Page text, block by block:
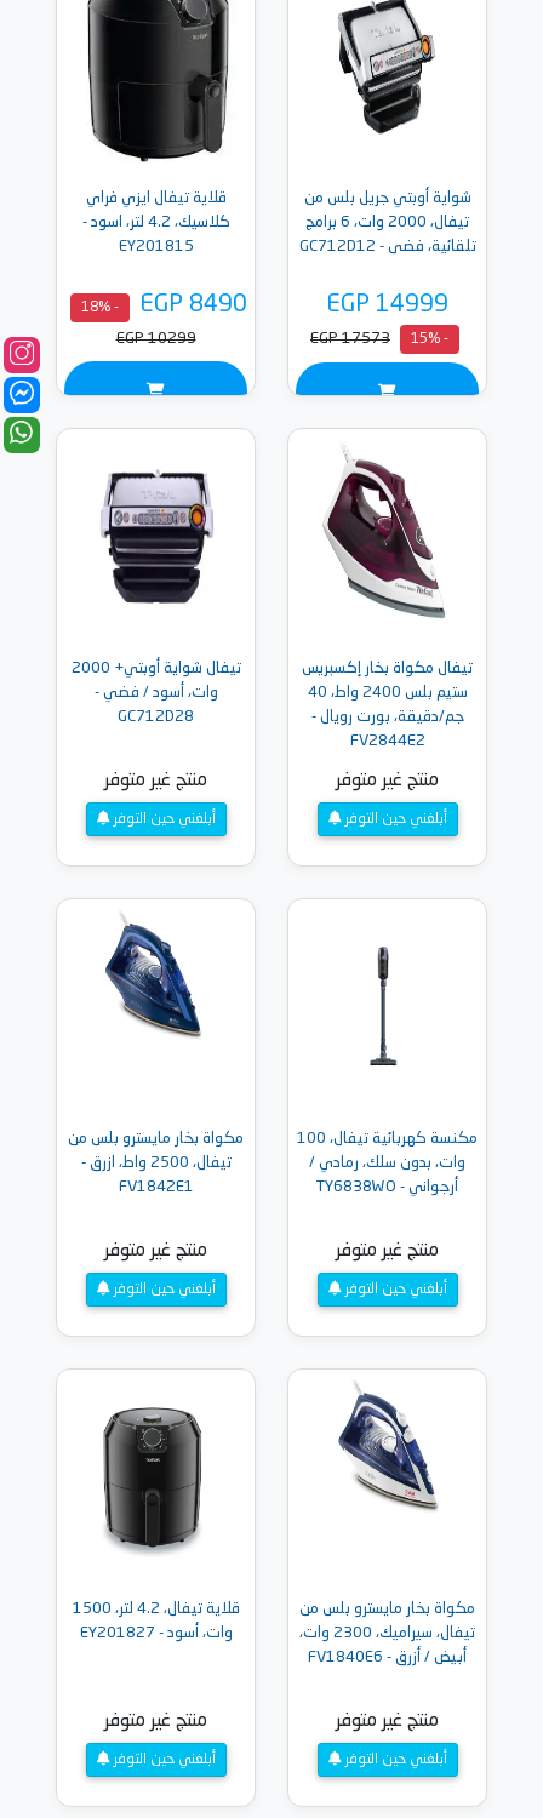
شواية أوبتي جريل بلس من
تيفال، 2000 وات، 6 برامج
تلقائية، فضى - GC712D12
EGP 14999
- 15%
EGP 17573
قلاية تيفال ايزي فراي
كلاسيك، 4.2 لتر، اسود -
EY201815
EGP 8490
- 18%
EGP 10299
تيفال مكواة بخار إكسبريس
ستيم بلس 2400 واط، 40
جم/دقيقة، بورت رويال -
FV2844E2
منتج غير متوفر
أبلغني حين التوفر
تيفال شواية أوبتي+ 2000
وات، أسود / فضي -
GC712D28
منتج غير متوفر
أبلغني حين التوفر
مكنسة كهربائية تيفال، 100
وات، بدون سلك، رمادي /
أرجواني - TY6838WO
منتج غير متوفر
أبلغني حين التوفر
مكواة بخار مايسترو بلس من
تيفال، 2500 واط، ازرق -
FV1842E1
منتج غير متوفر
أبلغني حين التوفر
مكواة بخار مايسترو بلس من
تيفال، سيراميك، 2300 وات،
أبيض / أزرق - FV1840E6
منتج غير متوفر
أبلغني حين التوفر
قلاية تيفال، 4.2 لتر، 1500
وات، أسود - EY201827
منتج غير متوفر
أبلغني حين التوفر